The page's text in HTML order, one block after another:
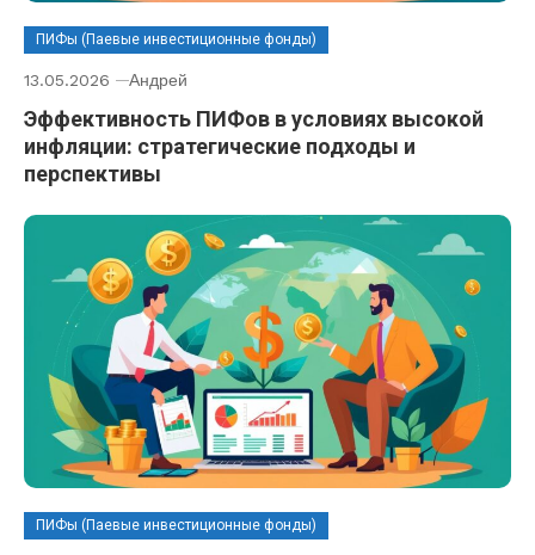
ПИФы (Паевые инвестиционные фонды)
13.05.2026 Андрей
Эффективность ПИФов в условиях высокой
инфляции: стратегические подходы и
перспективы
ПИФы (Паевые инвестиционные фонды)